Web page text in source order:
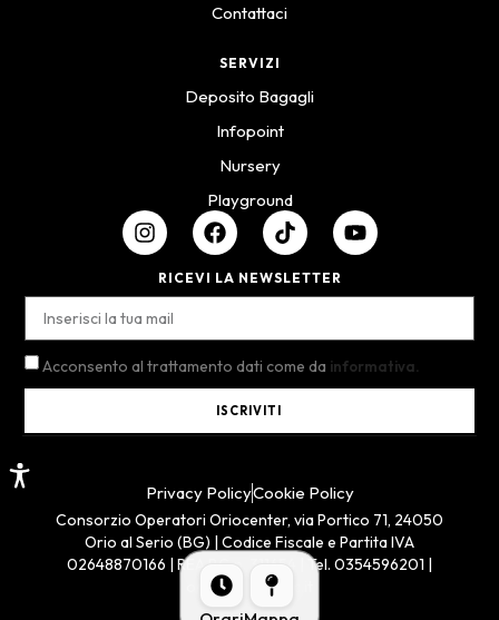
Contattaci
SERVIZI
Deposito Bagagli
Infopoint
Nursery
Playground
RICEVI LA NEWSLETTER
Acconsento al trattamento dati come da informativa.
ISCRIVITI
Privacy PolicyCookie Policy
Consorzio Operatori Oriocenter, via Portico 71, 24050
Orio al Serio (BG) | Codice Fiscale e Partita IVA
02648870166 | REA BG n. 311654 | Tel. 0354596201 |
oriocenter@pec.it